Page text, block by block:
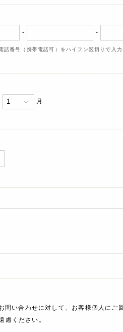
- -
話番号（携帯電話可）をハイフン区切りで入力
月
問い合わせに対して、お客様個人に
慮ください。